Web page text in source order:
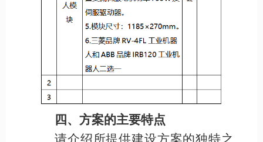
四、方案的主要特点
请介绍所提供建设方案的独特之